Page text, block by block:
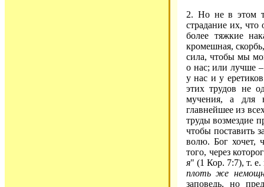
2. Но не в этом
страдание их,
более тяжкие
кромешная,
сила, чтобы мы
о нас; или лучше
у нас и у
этих трудов не
мучения, а для
главнейшее из
труды возмездие
чтобы поставить
волю. Бог хочет,
того, через
я" (1 Кор. 7:7), т.
плоть же
заповедь, но